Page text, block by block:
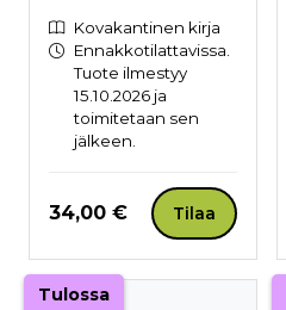
Kovakantinen kirja
Ennakkotilattavissa.
Tuote ilmestyy
15.10.2026 ja
toimitetaan sen
jälkeen.
Hinta nyt
34,00 € Tilaa
Tulossa